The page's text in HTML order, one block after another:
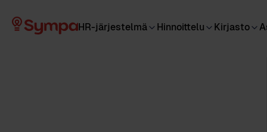
HR-järjestelmä Hinnoittelu Kirjasto